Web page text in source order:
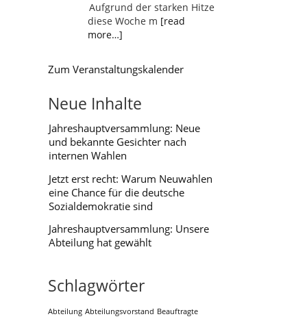
Aufgrund der starken Hitze
diese Woche m [read
more…]
Zum Veranstaltungskalender
Neue Inhalte
Jahreshauptversammlung: Neue
und bekannte Gesichter nach
internen Wahlen
Jetzt erst recht: Warum Neuwahlen
eine Chance für die deutsche
Sozialdemokratie sind
Jahreshauptversammlung: Unsere
Abteilung hat gewählt
Schlagwörter
Abteilung Abteilungsvorstand Beauftragte